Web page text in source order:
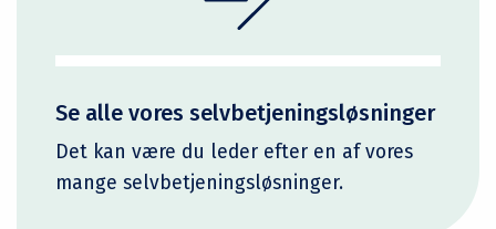
Se alle vores selvbetjeningsløsninger
Det kan være du leder efter en af vores
mange selvbetjeningsløsninger.